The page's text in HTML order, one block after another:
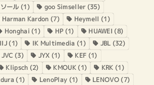
ール (1) goo Simseller(35)
Harman Kardon (7) Heymell (1)
Honghai (1) HP(1) HUAWEI (8)
IIJ(1) IK Multimedia (1) JBL (32)
JVC (3) JYX (1) KEF (1)
Klipsch (2) KMOUK(1) KRK (1)
(1) LenoPlay (1) LENOVO(7)